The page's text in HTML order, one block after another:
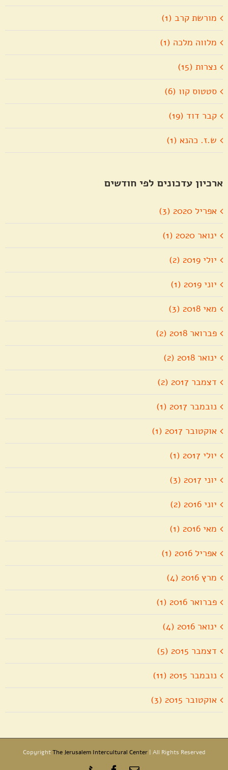
מורשת קרב (1)
מלווה מלכה (1)
נצרות (15)
סטטוס קוו (6)
קבר דוד (19)
ש.ז. כהנא (1)
ארכיון עדכונים לפי חודשים
אפריל 2020 (3)
ינואר 2020 (1)
יולי 2019 (2)
יוני 2019 (1)
מאי 2018 (3)
פברואר 2018 (2)
ינואר 2018 (2)
דצמבר 2017 (2)
נובמבר 2017 (1)
אוקטובר 2017 (1)
יולי 2017 (1)
יוני 2017 (3)
יוני 2016 (2)
מאי 2016 (1)
אפריל 2016 (1)
מרץ 2016 (4)
פברואר 2016 (1)
ינואר 2016 (4)
דצמבר 2015 (5)
נובמבר 2015 (11)
אוקטובר 2015 (3)
CopyrightThe Jerusalem Intercultural Center| All Rights Reserved